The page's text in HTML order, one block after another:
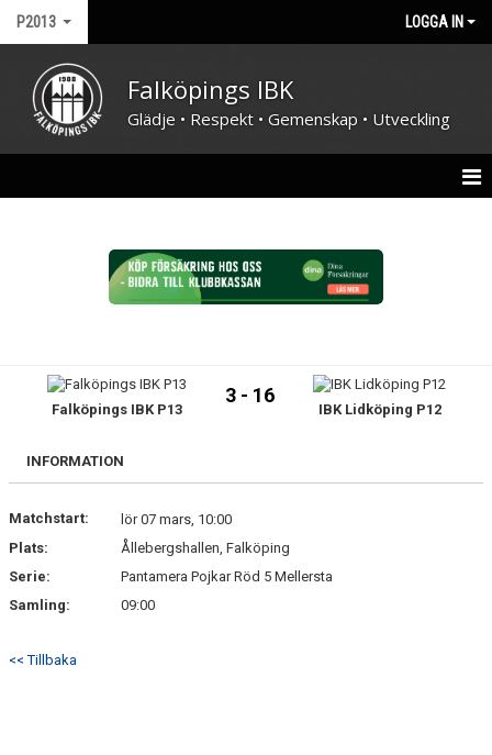
P2013 LOGGA IN
Falköpings IBK
Glädje • Respekt • Gemenskap • Utveckling
TRUPPEN
BILDGALLERI
KONTAKT
Falköpings IBK P13
3 - 16
IBK Lidköping P12
INFORMATION
Matchstart:
lör 07 mars, 10:00
Plats:
Ållebergshallen, Falköping
Serie:
Pantamera Pojkar Röd 5 Mellersta
Samling:
09:00
<< Tillbaka